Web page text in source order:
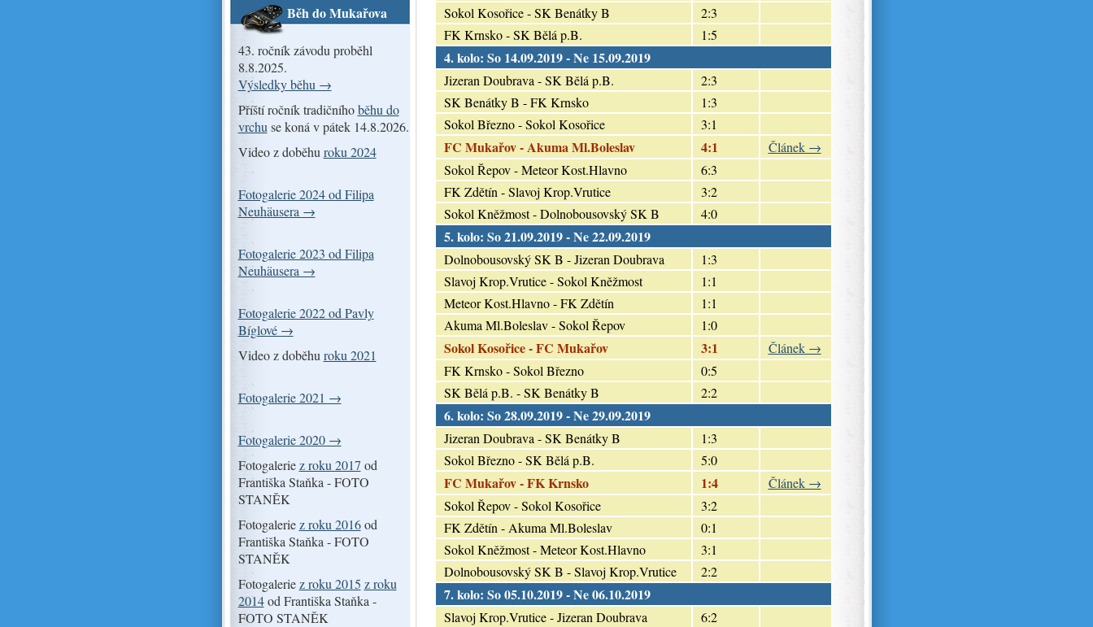
Běh do Mukařova
43. ročník závodu proběhl
8.8.2025.
Výsledky běhu →
Příští ročník tradičníhoběhu do
vrchu se koná v pátek 14.8.2026.
Video z doběhu roku 2024
Fotogalerie 2024 od Filipa
Neuhäusera →
Fotogalerie 2023 od Filipa
Neuhäusera →
Fotogalerie 2022 od Pavly
Bíglové →
Video z doběhu roku 2021
Fotogalerie 2021 →
Fotogalerie 2020 →
Fotogaleriez roku 2017 od
Františka Staňka - FOTO
STANĚK
Fotogaleriez roku 2016od
Františka Staňka - FOTO
STANĚK
Fotogaleriez roku 2015 z roku
2014od Františka Staňka -
FOTO STANĚK
Sokol Kosořice - SK Benátky B
2:3
FK Krnsko - SK Bělá p.B.
1:5
4. kolo: So 14.09.2019 - Ne 15.09.2019
Jizeran Doubrava - SK Bělá p.B.
2:3
SK Benátky B - FK Krnsko
1:3
Sokol Březno - Sokol Kosořice
3:1
FC Mukařov - Akuma Ml.Boleslav 4:1
Článek →
Sokol Řepov - Meteor Kost.Hlavno
6:3
FK Zdětín - Slavoj Krop.Vrutice
3:2
Sokol Kněžmost - Dolnobousovský SK B
4:0
5. kolo: So 21.09.2019 - Ne 22.09.2019
Dolnobousovský SK B - Jizeran Doubrava
1:3
Slavoj Krop.Vrutice - Sokol Kněžmost
1:1
Meteor Kost.Hlavno - FK Zdětín
1:1
Akuma Ml.Boleslav - Sokol Řepov
1:0
Sokol Kosořice - FC Mukařov 3:1
Článek →
FK Krnsko - Sokol Březno
0:5
SK Bělá p.B. - SK Benátky B
2:2
6. kolo: So 28.09.2019 - Ne 29.09.2019
Jizeran Doubrava - SK Benátky B
1:3
Sokol Březno - SK Bělá p.B.
5:0
FC Mukařov - FK Krnsko 1:4
Článek →
Sokol Řepov - Sokol Kosořice
3:2
FK Zdětín - Akuma Ml.Boleslav
0:1
Sokol Kněžmost - Meteor Kost.Hlavno
3:1
Dolnobousovský SK B - Slavoj Krop.Vrutice
2:2
7. kolo: So 05.10.2019 - Ne 06.10.2019
Slavoj Krop.Vrutice - Jizeran Doubrava
6:2